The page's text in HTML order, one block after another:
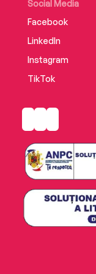
Social Media
Facebook
LinkedIn
Instagram
TikTok